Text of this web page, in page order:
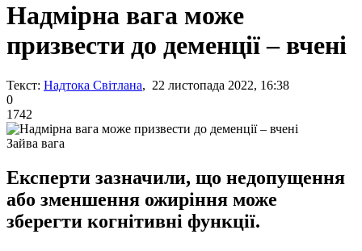
Надмірна вага може
призвести до деменції – вчені
Текст: Надтока Світлана, 22 листопада 2022, 16:38
0
1742
Зайва вага
Експерти зазначили, що недопущення
або зменшення ожиріння може
зберегти когнітивні функції.